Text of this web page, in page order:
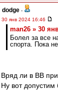
dodge -
30 янв 2024 16:46
man26 » 30
Болел за все
спорта. Пока
Вряд ли в ВВ
Ну вот